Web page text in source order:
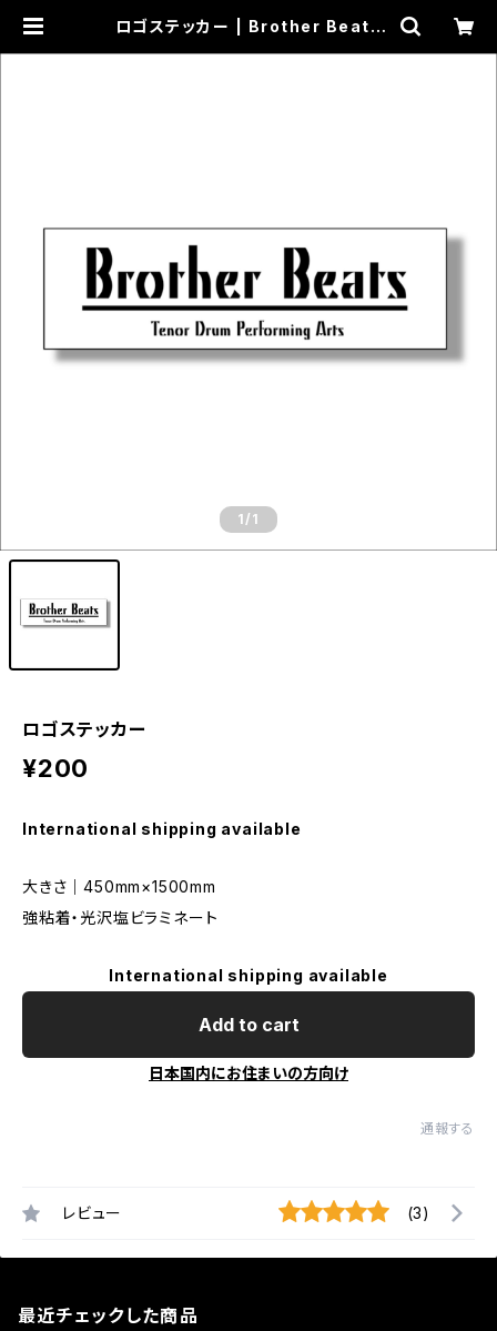
ロゴステッカー | Brother Beats
1 /1
ロゴステッカー
¥200
International shipping available
大きさ｜450mm×1500mm
強粘着・光沢塩ビラミネート
International shipping available
Add to cart
日本国内にお住まいの方向け
通報する
レビュー (3)
最近チェックした商品